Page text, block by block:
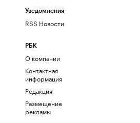
Уведомления
RSS Новости
РБК
О компании
Контактная
информация
Редакция
Размещение
рекламы